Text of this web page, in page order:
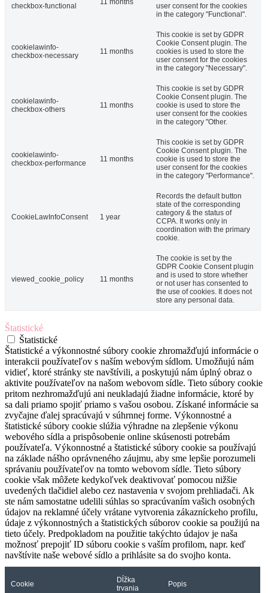
checkbox-functional
11 months
user consent for the cookies
in the category "Functional".
cookielawinfo-
checkbox-necessary
11 months
This cookie is set by GDPR
Cookie Consent plugin. The
cookies is used to store the
user consent for the cookies
in the category "Necessary".
cookielawinfo-
checkbox-others
11 months
This cookie is set by GDPR
Cookie Consent plugin. The
cookie is used to store the
user consent for the cookies
in the category "Other.
cookielawinfo-
checkbox-performance
11 months
This cookie is set by GDPR
Cookie Consent plugin. The
cookie is used to store the
user consent for the cookies
in the category "Performance".
CookieLawInfoConsent 1 year
Records the default button
state of the corresponding
category & the status of
CCPA. It works only in
coordination with the primary
cookie.
viewed_cookie_policy 11 months
The cookie is set by the
GDPR Cookie Consent plugin
and is used to store whether
or not user has consented to
the use of cookies. It does not
store any personal data.
Štatistické
Štatistické
Štatistické a výkonnostné súbory cookie zhromažďujú informácie o
interakcii používateľov s naším webovým sídlom. Umožňujú nám
vidieť, ktoré stránky ste navštívili, a poskytujú nám úplný obraz o
aktivite používateľov na našom webovom sídle. Tieto súbory cookie
pritom nezhromažďujú ani neukladajú žiadne informácie, ktoré by
sa dali priamo spojiť priamo s vašou osobou. Získané informácie sa
zvyčajne ďalej spracúvajú v súhrnnej forme. Výkonnostné a
štatistické súbory cookie slúžia výhradne na zlepšenie výkonu
webového sídla a prispôsobenie online skúsenosti potrebám
používateľa. Výkonnostné a štatistické súbory cookie sa používajú
na základe nášho oprávneného záujmu, aby sme lepšie porozumeli
správaniu používateľov na tomto webovom sídle. Tieto súbory
cookie však môžete kedykoľvek deaktivovať pomocou nižšie
uvedených tlačidiel alebo cez nastavenia v svojom prehliadači. Ak
ste nám samostatne udelili súhlas so spracúvaním vašich osobných
údajov na reklamné účely vrátane vytvorenia zákazníckeho profilu,
údaje z výkonnostných a štatistických súborov cookie sa použijú na
tieto účely. Predpokladom na použitie takýchto údajov je naša
možnosť prepojiť ID súboru cookie s vaším profilom, napr. keď
navštívite naše webové sídlo a prihlásite sa do svojho konta.
Cookie
Dĺžka
trvania
Popis